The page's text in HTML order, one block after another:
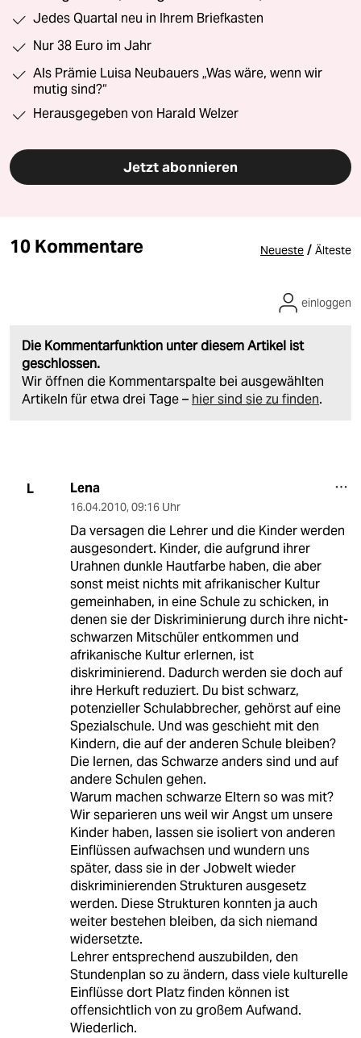
Jedes Quartal neu in Ihrem Briefkasten
Nur 38 Euro im Jahr
Als Prämie Luisa Neubauers „Was wäre, wenn wir
mutig sind?“
Herausgegeben von Harald Welzer
Jetzt abonnieren
10 Kommentare Neueste / Älteste
Die Kommentarfunktion unter diesem Artikel ist
geschlossen.
Wir öffnen die Kommentarspalte bei ausgewählten
Artikeln für etwa drei Tage – hier sind sie zu finden.
einloggen
L Lena
16.04.2010, 09:16 Uhr
Da versagen die Lehrer und die Kinder werden
ausgesondert. Kinder, die aufgrund ihrer
Urahnen dunkle Hautfarbe haben, die aber
sonst meist nichts mit afrikanischer Kultur
gemeinhaben, in eine Schule zu schicken, in
denen sie der Diskriminierung durch ihre nicht-
schwarzen Mitschüler entkommen und
afrikanische Kultur erlernen, ist
diskriminierend. Dadurch werden sie doch auf
ihre Herkuft reduziert. Du bist schwarz,
potenzieller Schulabbrecher, gehörst auf eine
Spezialschule. Und was geschieht mit den
Kindern, die auf der anderen Schule bleiben?
Die lernen, das Schwarze anders sind und auf
andere Schulen gehen.
Warum machen schwarze Eltern so was mit?
Wir separieren uns weil wir Angst um unsere
Kinder haben, lassen sie isoliert von anderen
Einflüssen aufwachsen und wundern uns
später, dass sie in der Jobwelt wieder
diskriminierenden Strukturen ausgesetz
werden. Diese Strukturen konnten ja auch
weiter bestehen bleiben, da sich niemand
widersetzte.
Lehrer entsprechend auszubilden, den
Stundenplan so zu ändern, dass viele kulturelle
Einflüsse dort Platz finden können ist
offensichtlich von zu großem Aufwand.
Wiederlich.